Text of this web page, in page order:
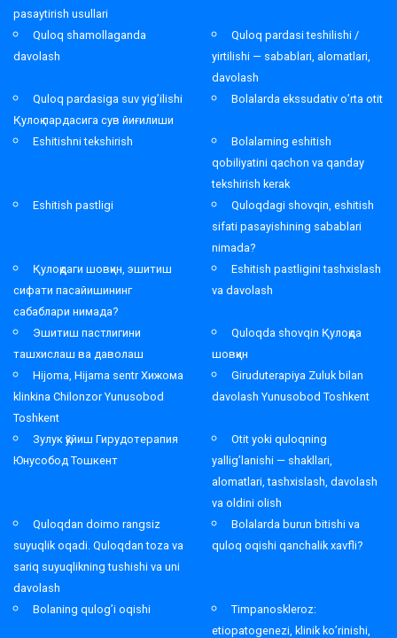
pasaytirish usullari
Quloq shamollaganda
davolash
Quloq pardasi teshilishi /
yirtilishi — sabablari, alomatlari,
davolash
Quloq pardasiga suv yig’ilishi
Қулоқ пардасига сув йиғилиши
Bolalarda ekssudativ o’rta otit
Eshitishni tekshirish
Bolalarning eshitish
qobiliyatini qachon va qanday
tekshirish kerak
Eshitish pastligi
Quloqdagi shovqin, eshitish
sifati pasayishining sabablari
nimada?
Қулоқдаги шовқин, эшитиш
сифати пасайишининг
сабаблари нимада?
Eshitish pastligini tashxislash
va davolash
Эшитиш пастлигини
ташхислаш ва даволаш
Quloqda shovqin Қулоқда
шовқин
Hijoma, Hijama sentr Хижома
klinkina Chilonzor Yunusobod
Toshkent
Giruduterapiya Zuluk bilan
davolash Yunusobod Toshkent
Зулук қўйиш Гирудотерапия
Юнусобод Тошкент
Otit yoki quloqning
yallig’lanishi — shakllari,
alomatlari, tashxislash, davolash
va oldini olish
Quloqdan doimo rangsiz
suyuqlik oqadi. Quloqdan toza va
sariq suyuqlikning tushishi va uni
davolash
Bolalarda burun bitishi va
quloq oqishi qanchalik xavfli?
Bolaning qulog’i oqishi
Timpanoskleroz:
etiopatogenezi, klinik ko’rinishi,